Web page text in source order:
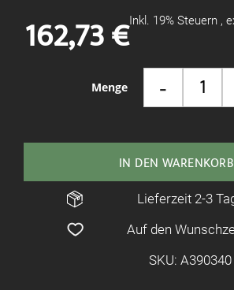
Menge -
162,73 €Inkl. 19% Steuern ,
IN DEN WARENKORB
Lieferzeit 2-3
Auf den
SKU: A390340
springen